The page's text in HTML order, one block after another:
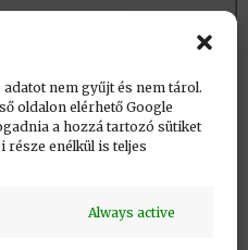
nem gyűjt és nem tárol.
oldalon elérhető Google
a hozzá tartozó sütiket
része enélkül is teljes
Always active